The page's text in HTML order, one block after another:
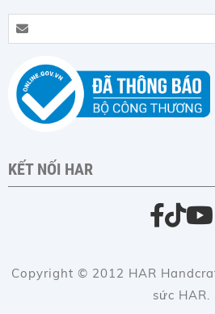
KẾT NỐI HAR
Copyright © 2012 HAR
sức HAR.